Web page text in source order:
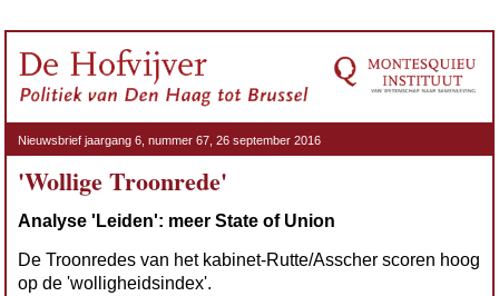
Nieuwsbrief jaargang 6, nummer 67, 26 september 2016
'Wollige Troonrede'
Analyse 'Leiden': meer State of Union
De Troonredes van het kabinet-Rutte/Asscher scoren hoog
op de 'wolligheidsindex'.